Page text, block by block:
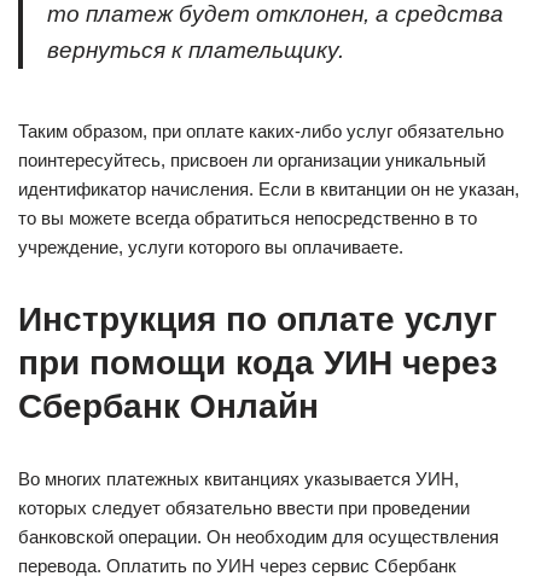
то платеж будет отклонен, а средства
вернуться к плательщику.
Таким образом, при оплате каких-либо услуг обязательно
поинтересуйтесь, присвоен ли организации уникальный
идентификатор начисления. Если в квитанции он не указан,
то вы можете всегда обратиться непосредственно в то
учреждение, услуги которого вы оплачиваете.
Инструкция по оплате услуг
при помощи кода УИН через
Сбербанк Онлайн
Во многих платежных квитанциях указывается УИН,
которых следует обязательно ввести при проведении
банковской операции. Он необходим для осуществления
перевода. Оплатить по УИН через сервис Сбербанк